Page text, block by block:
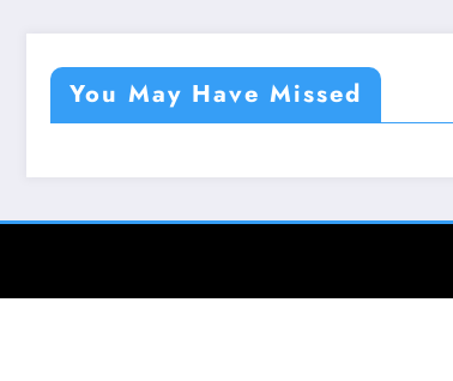
You May Have Missed